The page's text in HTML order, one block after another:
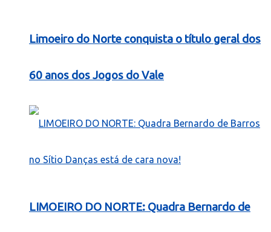
Limoeiro do Norte conquista o título geral dos
60 anos dos Jogos do Vale
LIMOEIRO DO NORTE: Quadra Bernardo de